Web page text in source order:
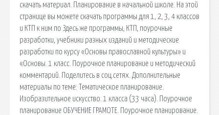
скачать материал. Планирование в начальной школе. На этой
странице вы можете скачать программы для 1, 2, 3, 4 классов
и КТП к ним по Здесь же программы, КТП, поурочные
разработки, учебники разных изданий и методические
разработки по курсу «Основы православной культуры» и
«Основы. 1 класс. Поурочное планирование и методический
комментарий. Поделитесь в соц.сетях. Дополнительные
материалы по теме: Тематическое планирование.
Изобразительное искусство. 1 класса (33 часа). Поурочное
планирование ОБУЧЕНИЕ ГРАМОТЕ. Поурочное планирование.